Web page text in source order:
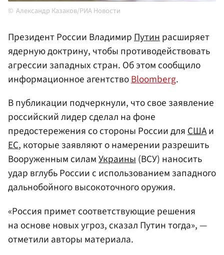
Александр Казаков/РИА Новости
Президент России ВладимирПутинрасширяет
ядерную доктрину, чтобы противодействовать
агрессии западных стран. Об этом сообщило
информационное агентствоBloomberg.
В публикации подчеркнули, что свое заявление
российский лидер сделал на фоне
предостережения со стороны России дляСШАи
ЕС, которые заявляют о намерении разрешить
Вооруженным силамУкраины(ВСУ) наносить
удар вглубь России с использованием западного
дальнобойного высокоточного оружия.
«Россия примет соответствующие решения
на основе новых угроз, сказал Путин тогда», —
отметили авторы материала.